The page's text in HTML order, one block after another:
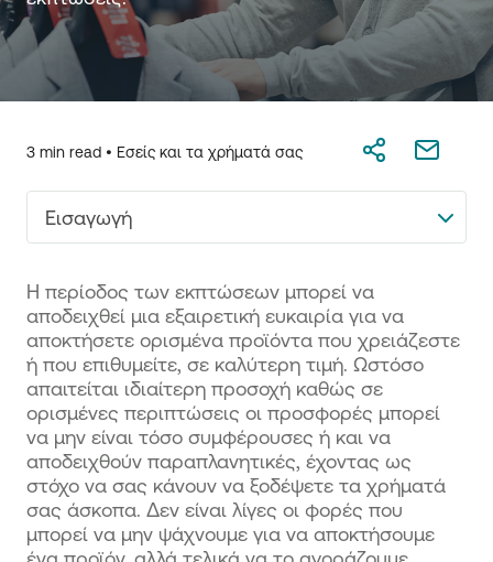
3 min read • Εσείς και τα χρήματά σας
Εισαγωγή
Η περίοδος των εκπτώσεων μπορεί να
αποδειχθεί μια εξαιρετική ευκαιρία για να
αποκτήσετε ορισμένα προϊόντα που χρειάζεστε
ή που επιθυμείτε, σε καλύτερη τιμή. Ωστόσο
απαιτείται ιδιαίτερη προσοχή καθώς σε
ορισμένες περιπτώσεις οι προσφορές μπορεί
να μην είναι τόσο συμφέρουσες ή και να
αποδειχθούν παραπλανητικές, έχοντας ως
στόχο να σας κάνουν να ξοδέψετε τα χρήματά
σας άσκοπα. Δεν είναι λίγες οι φορές που
μπορεί να μην ψάχνουμε για να αποκτήσουμε
ένα προϊόν, αλλά τελικά να το αγοράζουμε